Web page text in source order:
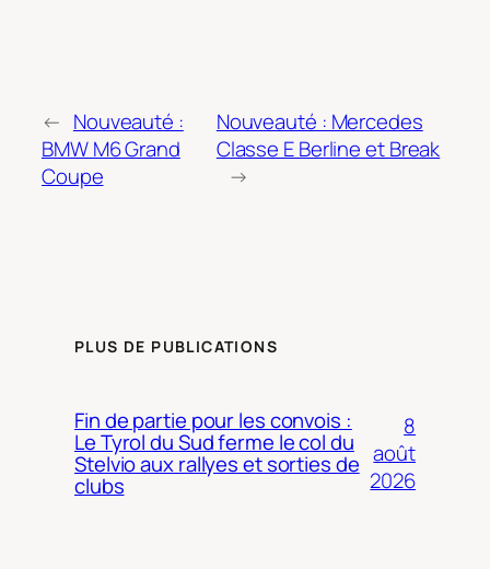
← Nouveauté :
BMW M6 Grand
Coupe
Nouveauté : Mercedes
Classe E Berline et Break
→
PLUS DE PUBLICATIONS
Fin de partie pour les convois :
Le Tyrol du Sud ferme le col du
Stelvio aux rallyes et sorties de
clubs
8
août
2026